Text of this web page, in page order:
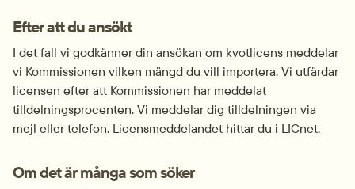
Efter att du ansökt
I det fall vi godkänner din ansökan om kvotlicens meddelar
vi Kommissionen vilken mängd du vill importera. Vi utfärdar
licensen efter att Kommissionen har meddelat
tilldelningsprocenten. Vi meddelar dig tilldelningen via
mejl eller telefon. Licensmeddelandet hittar du i LICnet.
Om det är många som söker